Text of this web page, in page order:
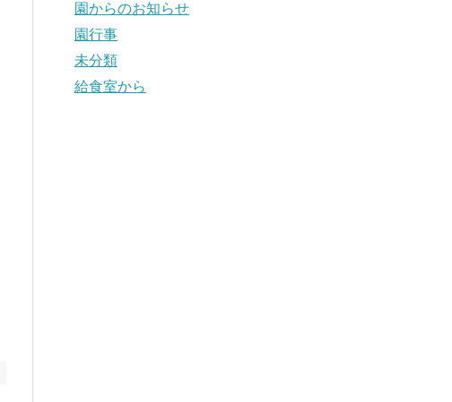
園からのお知らせ
園行事
未分類
給食室から